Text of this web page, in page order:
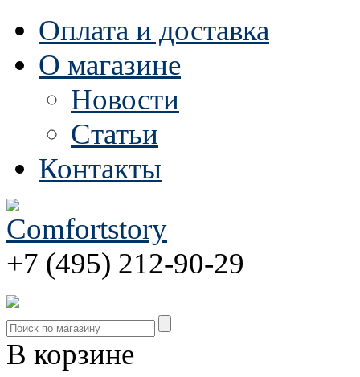
Оплата и доставка
О магазине
Новости
Статьи
Контакты
+7 (495) 212-90-29
В корзине